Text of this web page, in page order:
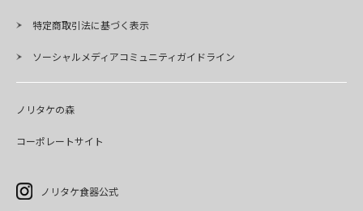
特定商取引法に基づく表示
ソーシャルメディアコミュニティガイドライン
ノリタケの森
コーポレートサイト
ノリタケ食器公式